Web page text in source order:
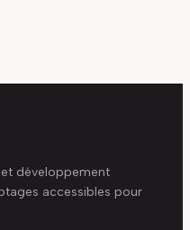
développement
accessibles pour